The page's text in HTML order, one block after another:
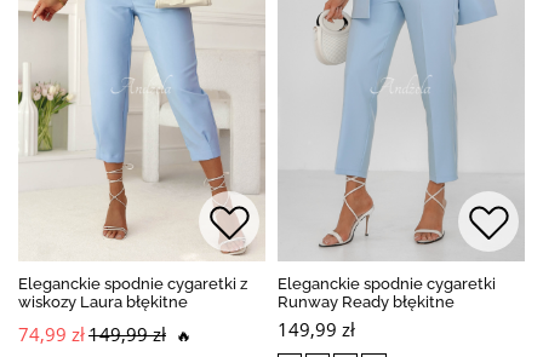
Eleganckie spodnie cygaretki z
wiskozy Laura błękitne
74,99 zł149,99 zł 🔥
Eleganckie spodnie cygaretki
Runway Ready błękitne
149,99 zł